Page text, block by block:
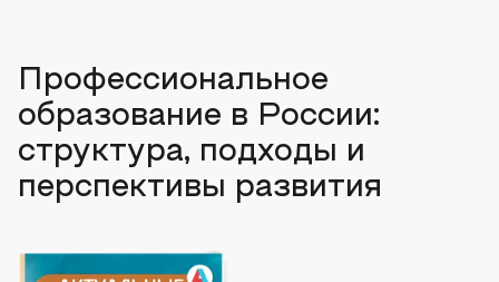
Профессиональное
образование в России:
структура, подходы и
перспективы развития